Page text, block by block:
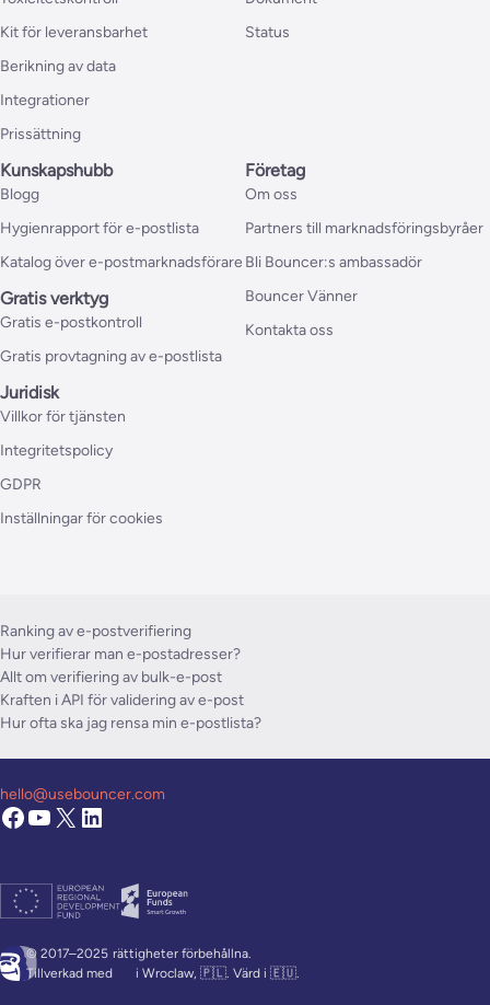
Kit för leveransbarhet
Berikning av data
Integrationer
Prissättning
Status
Kunskapshubb
Blogg
Hygienrapport för e-postlista
Katalog över e-postmarknadsförare
Gratis verktyg
Gratis e-postkontroll
Gratis provtagning av e-postlista
Företag
Om oss
Partners till marknadsföringsbyråer
Bli Bouncer:s ambassadör
Bouncer Vänner
Kontakta oss
Juridisk
Villkor för tjänsten
Integritetspolicy
GDPR
Inställningar för cookies
Ranking av e-postverifiering
Hur verifierar man e-postadresser?
Allt om verifiering av bulk-e-post
Kraften i API för validering av e-post
Hur ofta ska jag rensa min e-postlista?
© 2017–2025 rättigheter förbehållna.
Tillverkad med
i Wroclaw, 🇵🇱. Värd i 🇪🇺.
hello@usebouncer.com